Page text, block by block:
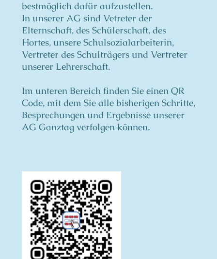
bestmöglich dafür aufzustellen.
In unserer AG sind Vetreter der
Elternschaft, des Schülerschaft, des
Hortes, unsere Schulsozialarbeiterin,
Vertreter des Schulträgers und Vertreter
unserer Lehrerschaft.
Im unteren Bereich finden Sie einen QR
Code, mit dem Sie alle bisherigen Schritte,
Besprechungen und Ergebnisse unserer
AG Ganztag verfolgen können.